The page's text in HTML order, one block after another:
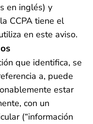
en inglés) y
CCPA tiene el
en este aviso.
que identifica, se
a, puede
estar
con un
(“información